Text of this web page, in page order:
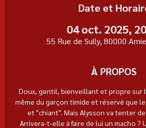
Date et
04 oct. 2025,
55 Rue de Sully, 80000
À PROPOS
Doux, gentil, bienveillant et propre sur
même du garçon timide et réservé que
et "chiant". Mais Alysson va tenter
Arrivera-t-elle à faire de lui un macho ?